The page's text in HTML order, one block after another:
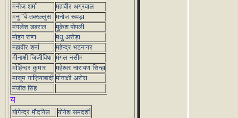
मनोज शर्मा
महावीर अग्रवाल
मनु "बे-तक्ख्ल्लुस मनोज रूपड़ा
मंगलेश डबराल
मुकेश पोपली
मोहन राणा
मधु अरोड़ा
महावीर शर्मा
महेन्द्र भटनागर
मीनाक्षी जिजीविषा मंगल नसीम
मोहिन्दर कुमार
महेश्वर नारायण सिन्हा
मासूम गाज़ियाबादी मीनाक्षी अरोरा
मंजीत सिंह
य
योगेन्द्र मौदगिल
योगेश समदर्शी